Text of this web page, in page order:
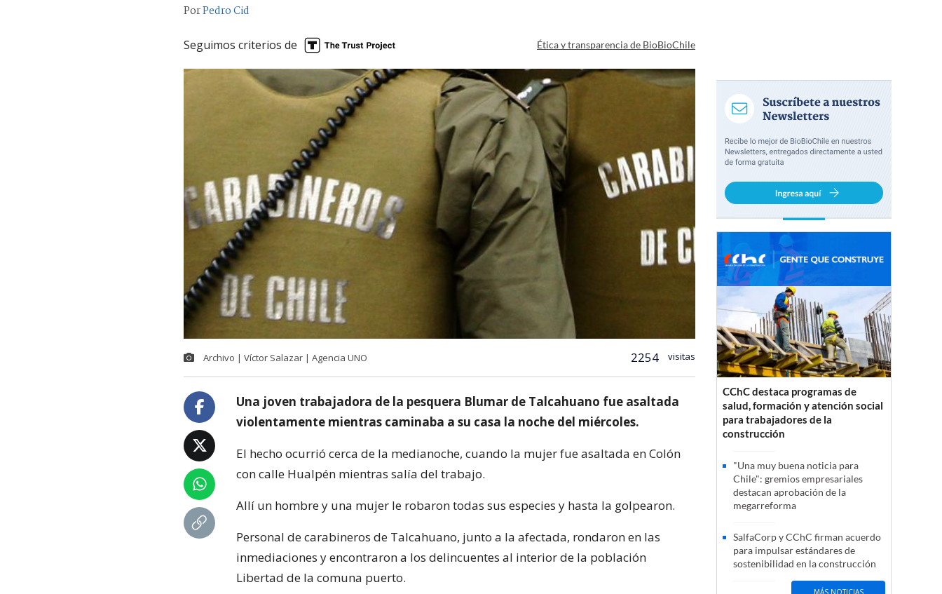
PorPedro Cid
Seguimos criterios de Ética y transparencia de BioBioChile
Archivo | Víctor Salazar | Agencia UNO 2254 visitas
Una joven trabajadora de la pesquera Blumar de Talcahuano fue asaltada
violentamente mientras caminaba a su casa la noche del miércoles.
El hecho ocurrió cerca de la medianoche, cuando la mujer fue asaltada en Colón
con calle Hualpén mientras salía del trabajo.
Allí un hombre y una mujer le robaron todas sus especies y hasta la golpearon.
Personal de carabineros de Talcahuano, junto a la afectada, rondaron en las
inmediaciones y encontraron a los delincuentes al interior de la población
Libertad de la comuna puerto.
CChC destaca programas de
salud, formación y atención social
para trabajadores de la
construcción
"Una muy buena noticia para
Chile": gremios empresariales
destacan aprobación de la
megarreforma
SalfaCorp y CChC firman acuerdo
para impulsar estándares de
sostenibilidad en la construcción
MÁS NOTICIAS